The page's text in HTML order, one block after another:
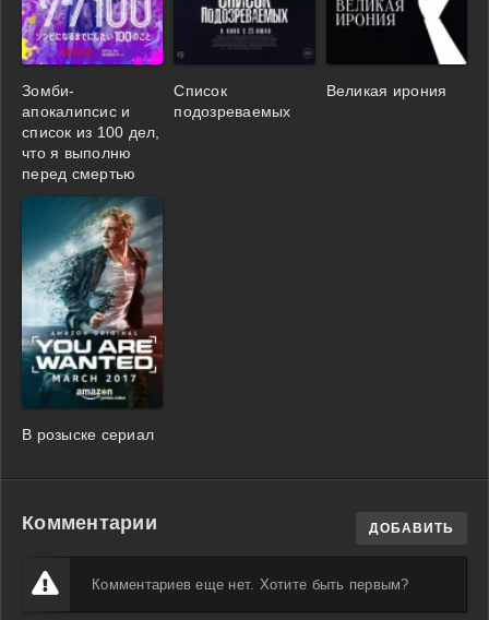
Зомби-
апокалипсис и
список из 100 дел,
что я выполню
перед смертью
Список
подозреваемых
Великая ирония
В розыске сериал
Комментарии ДОБАВИТЬ
Комментариев еще нет. Хотите быть первым?